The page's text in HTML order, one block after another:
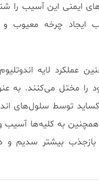
ایمنی این آسیب را
ایجاد چرخه معیوب و
عملکرد لایه
را مختل می‌کنند. به
توسط سلول‌های
به کلیه‌ها آسیب
بازجذب بیشتر سدیم و